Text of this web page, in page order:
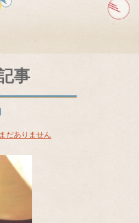
事
だありません